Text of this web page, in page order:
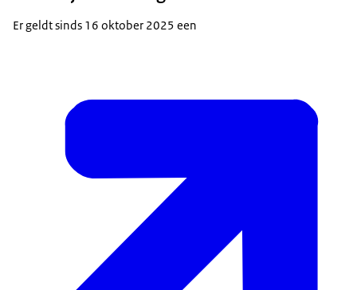
Er geldt sinds 16 oktober 2025 een